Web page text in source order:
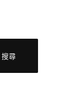
搜尋